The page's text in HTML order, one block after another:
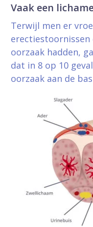
Vaak een
Terwijl men er
erectiestoornissen
oorzaak hadden,
dat in 8 op 10
oorzaak aan de